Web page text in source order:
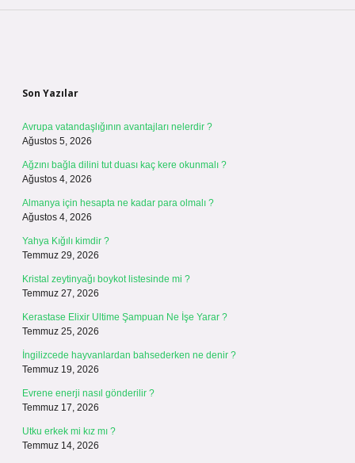
Son Yazılar
Avrupa vatandaşlığının avantajları nelerdir ?
Ağustos 5, 2026
Ağzını bağla dilini tut duası kaç kere okunmalı ?
Ağustos 4, 2026
Almanya için hesapta ne kadar para olmalı ?
Ağustos 4, 2026
Yahya Kığılı kimdir ?
Temmuz 29, 2026
Kristal zeytinyağı boykot listesinde mi ?
Temmuz 27, 2026
Kerastase Elixir Ultime Şampuan Ne İşe Yarar ?
Temmuz 25, 2026
İngilizcede hayvanlardan bahsederken ne denir ?
Temmuz 19, 2026
Evrene enerji nasıl gönderilir ?
Temmuz 17, 2026
Utku erkek mi kız mı ?
Temmuz 14, 2026